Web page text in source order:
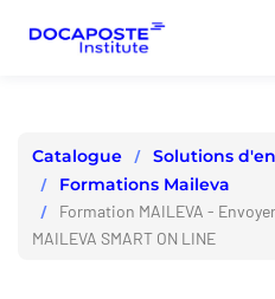
Catalogue
Solutions
Formations Maileva
Formation MAILEVA -
MAILEVA SMART ON LINE